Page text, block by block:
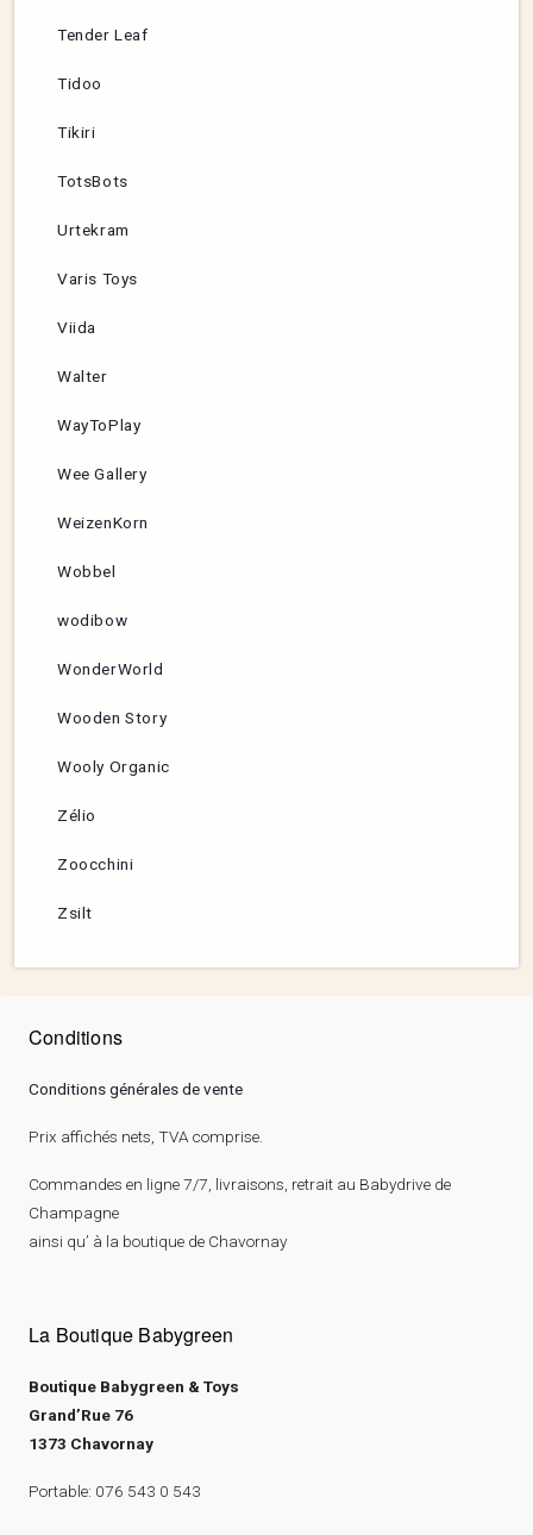
Tender Leaf
Tidoo
Tikiri
TotsBots
Urtekram
Varis Toys
Viida
Walter
WayToPlay
Wee Gallery
WeizenKorn
Wobbel
wodibow
WonderWorld
Wooden Story
Wooly Organic
Zélio
Zoocchini
Zsilt
Conditions
Conditions générales de vente
Prix affichés nets, TVA comprise.
Commandes en ligne 7/7, livraisons, retrait au Babydrive de
Champagne
ainsi qu’ à la boutique de Chavornay
La Boutique Babygreen
Boutique Babygreen & Toys
Grand’Rue 76
1373 Chavornay
Portable: 076 543 0 543